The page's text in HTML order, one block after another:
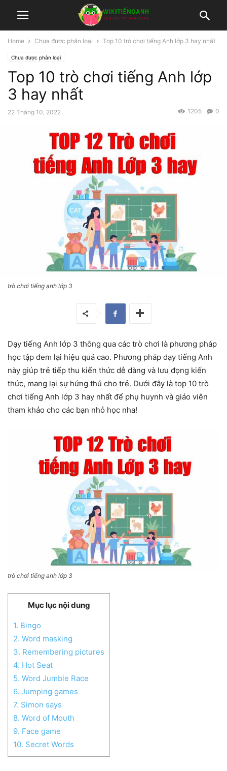
Home Chưa được phân loại Top 10 trò chơi tiếng Anh lớp 3 hay nhất
Chưa được phân loại
Top 10 trò chơi tiếng Anh lớp
3 hay nhất
22 Tháng 10, 2022 0
1205
trò chơi tiếng anh lớp 3
Dạy tiếng Anh lớp 3 thông qua các trò chơi là phương pháp
học tập đem lại hiệu quả cao. Phương pháp dạy tiếng Anh
này giúp trẻ tiếp thu kiến thức dễ dàng và lưu đọng kiến
thức, mang lại sự hứng thú cho trẻ. Dưới đây là top 10 trò
chơi tiếng Anh lớp 3 hay nhất để phụ huynh và giáo viên
tham khảo cho các bạn nhỏ học nha!
trò chơi tiếng anh lớp 3
Mục lục nội dung
1. Bingo
2. Word masking
3. Remembering pictures
4. Hot Seat
5. Word Jumble Race
6. Jumping games
7. Simon says
8. Word of Mouth
9. Face game
10. Secret Words